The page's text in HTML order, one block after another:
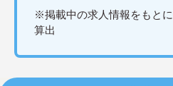
※掲載中の求人情報をもと
算出